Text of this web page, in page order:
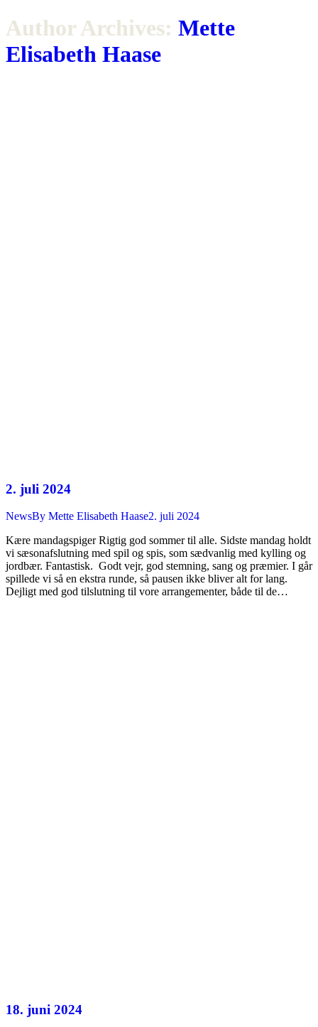
Author Archives: Mette
Elisabeth Haase
2. juli 2024
NewsBy Mette Elisabeth Haase2. juli 2024
Kære mandagspiger Rigtig god sommer til alle. Sidste mandag holdt
vi sæsonafslutning med spil og spis, som sædvanlig med kylling og
jordbær. Fantastisk. Godt vejr, god stemning, sang og præmier. I går
spillede vi så en ekstra runde, så pausen ikke bliver alt for lang.
Dejligt med god tilslutning til vore arrangementer, både til de…
18. juni 2024